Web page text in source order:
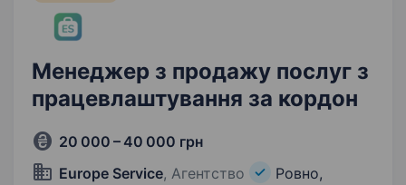
Менеджер з продажу послуг з
працевлаштування за кордон
20 000 – 40 000 грн
Europe Service, Агентство
Ровно,